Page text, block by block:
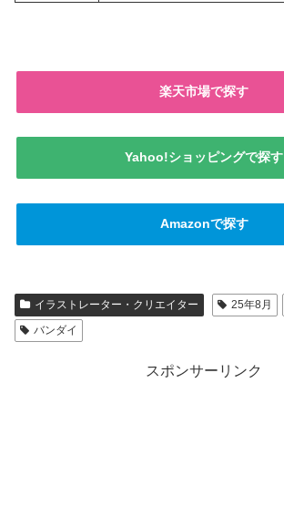
楽天市場で探す
Yahoo!ショッピングで探す
Amazonで探す
イラストレーター・クリエイター 25年8月
バンダイ
スポンサーリンク